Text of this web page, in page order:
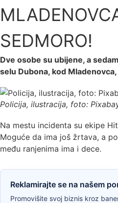
SEDMORO!
Dve osobe su ubijene, a
selu Dubona, kod Mladenovca,
Policija, ilustracija, foto:
Na mestu incidenta su ekipe
Moguće da ima još žrtava, a
među ranjenima ima i dece.
Reklamirajte se na našem
Promovišite svoj biznis kroz